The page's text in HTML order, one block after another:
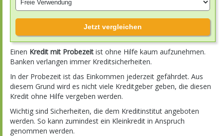
Jetzt vergleichen
Einen Kredit mit Probezeit ist ohne Hilfe kaum aufzunehmen.
Banken verlangen immer Kreditsicherheiten.
In der Probezeit ist das Einkommen jederzeit gefährdet. Aus
diesem Grund wird es nicht viele Kreditgeber geben, die diesen
Kredit ohne Hilfe vergeben werden.
Wichtig sind Sicherheiten, die dem Kreditinstitut angeboten
werden. So kann zumindest ein Kleinkredit in Anspruch
genommen werden.